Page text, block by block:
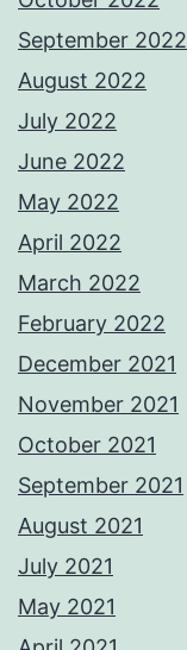
September 2022
August 2022
July 2022
June 2022
May 2022
April 2022
March 2022
February 2022
December 2021
November 2021
October 2021
September 2021
August 2021
July 2021
May 2021